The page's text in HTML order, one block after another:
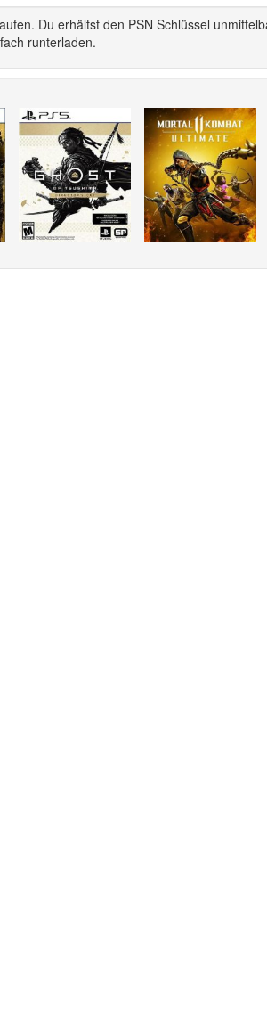
Du erhältst den PSN Schlüssel
runterladen.